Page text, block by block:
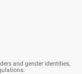
and gender identities,